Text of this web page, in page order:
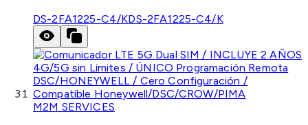
DS-2FA1225-C4/KDS-2FA1225-C4/K
M2M SERVICES